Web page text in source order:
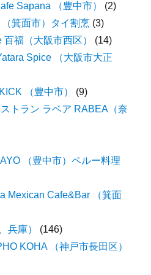
Sapana （豊中市）
(2)
箕面市）タイ割烹 (3)
福（大阪市西区）
(14)
Spice （大阪市大正
（豊中市）
(9)
トラン ラベア RABEA（奈
（豊中市）ペルー料理
Mexican Cafe&Bar （箕面
兵庫）
(146)
KOHA （神戸市長田区）